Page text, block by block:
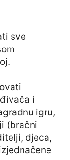
sve
i
igru,
(bračni
djeca,